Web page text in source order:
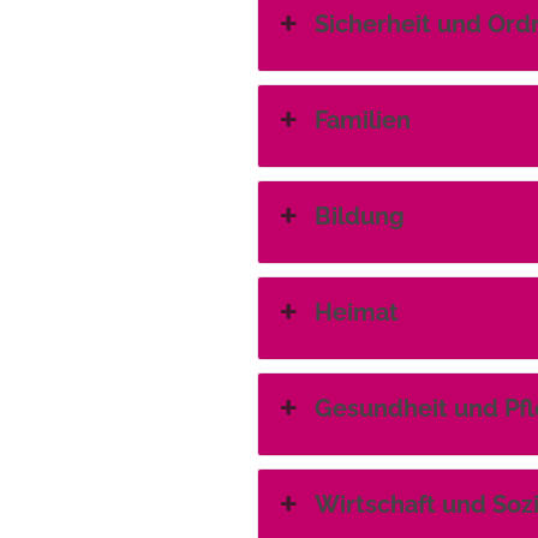
Sicherheit und
Familien
Bildung
Heimat
Gesundheit und
Wirtschaft und